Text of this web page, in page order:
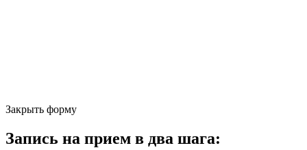
Закрыть форму
Запись на прием в два шага: